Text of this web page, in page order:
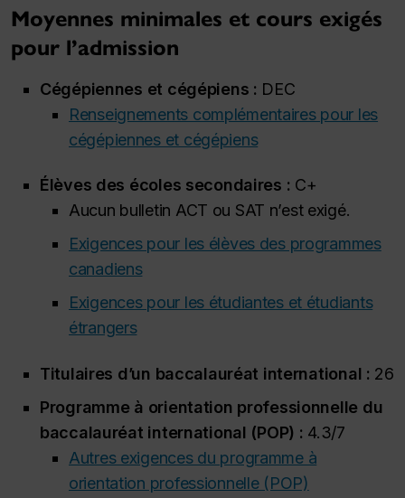
Moyennes minimales et cours exigés
pour l’admission
Cégépiennes et cégépiens : DEC
Renseignements complémentaires pour les
cégépiennes et cégépiens
Élèves des écoles secondaires : C+
Aucun bulletin ACT ou SAT n’est exigé.
Exigences pour les élèves des programmes
canadiens
Exigences pour les étudiantes et étudiants
étrangers
Titulaires d’un baccalauréat international : 26
Programme à orientation professionnelle du
baccalauréat international (POP) : 4.3/7
Autres exigences du programme à
orientation professionnelle (POP)